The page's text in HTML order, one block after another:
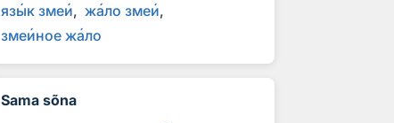
язык змеи жало змеи
змеиное жало
Sama sõna